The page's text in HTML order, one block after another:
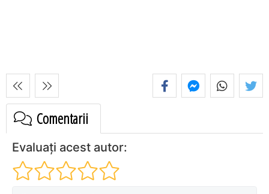
Comentarii
Evaluați acest autor: